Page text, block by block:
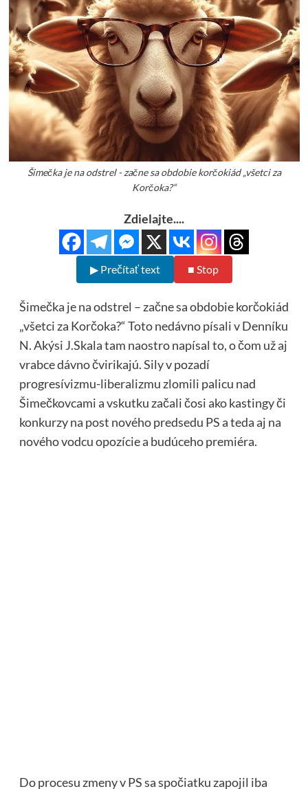
Šimečka je na odstrel - začne sa obdobie korčokiád „všetci za
Korčoka?“
Zdielajte....
▶ Prečítať text ■ Stop
Šimečka je na odstrel – začne sa obdobie korčokiád
„všetci za Korčoka?“ Toto nedávno písali v Denníku
N. Akýsi J.Skala tam naostro napísal to, o čom už aj
vrabce dávno čvirikajú. Sily v pozadí
progresívizmu-liberalizmu zlomili palicu nad
Šimečkovcami a vskutku začali čosi ako kastingy či
konkurzy na post nového predsedu PS a teda aj na
nového vodcu opozície a budúceho premiéra.
Do procesu zmeny v PS sa spočiatku zapojil iba